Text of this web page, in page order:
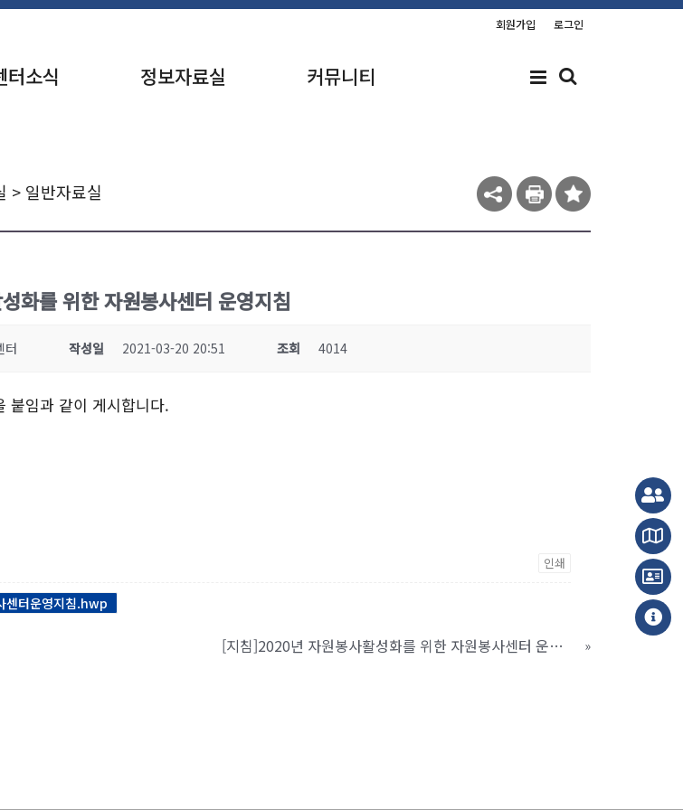
회원가입 로그인
터소식 정보자료실 커뮤니티
> 일반자료실
화를 위한 자원봉사센터 운영지침
터 작성일 2021-03-20 20:51 조회 4014
붙임과 같이 게시합니다.
인쇄
센터운영지침.hwp
[지침]2020년 자원봉사활성화를 위한 자원봉사센터 운영지침 »